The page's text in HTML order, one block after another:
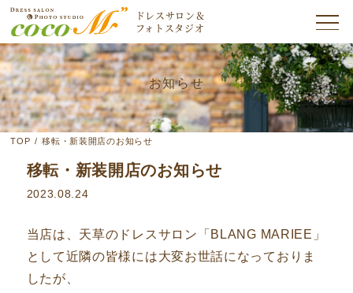
ドレスサロン＆
フォトスタジオ
お知らせ
TOP / 移転・新装開店のお知らせ
移転・新装開店のお知らせ
2023.08.24
当店は、天草のドレスサロン「BLANG MARIEE」
として近隣の皆様には大変お世話になっておりま
したが、